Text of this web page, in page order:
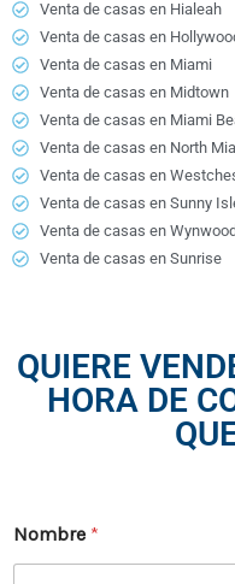
Venta de casas en Hialeah
Venta de casas en
Venta de casas en Miami
Venta de casas en Midtown
Venta de casas en Miami
Venta de casas en North
Venta de casas en
Venta de casas en Sunny
Venta de casas en Wynwood
Venta de casas en Sunrise
QUIERE
HORA DE
Nombre *